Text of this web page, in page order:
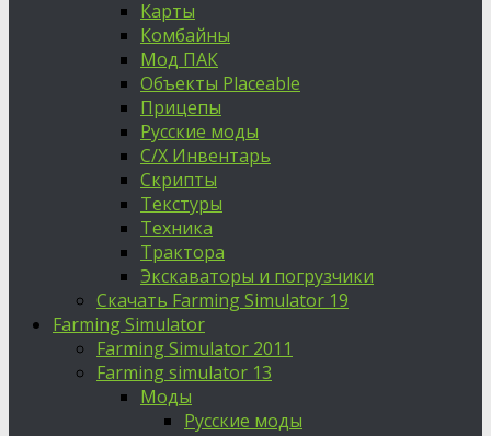
Карты
Комбайны
Мод ПАК
Объекты Placeable
Прицепы
Русские моды
С/Х Инвентарь
Скрипты
Текстуры
Техника
Трактора
Экскаваторы и погрузчики
Скачать Farming Simulator 19
Farming Simulator
Farming Simulator 2011
Farming simulator 13
Моды
Русские моды